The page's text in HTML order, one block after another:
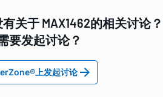
关于 MAX1462的相关讨论？
要发起讨论？
上发起讨论